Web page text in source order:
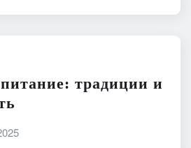
традиции и